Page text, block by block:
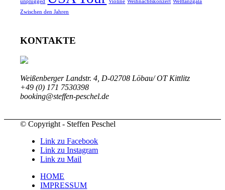
unplugged Violine Weihnachtskonzert Welttanzgala
Zwischen den Jahren
KONTAKTE
Weißenberger Landstr. 4, D-02708 Löbau/ OT Kittlitz
+49 (0) 171 7530398
booking@steffen-peschel.de
© Copyright - Steffen Peschel
Link zu Facebook
Link zu Instagram
Link zu Mail
HOME
IMPRESSUM